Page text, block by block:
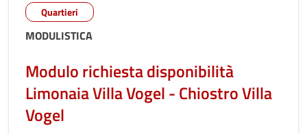
Quartieri
MODULISTICA
Modulo richiesta disponibilità
Limonaia Villa Vogel - Chiostro Villa
Vogel